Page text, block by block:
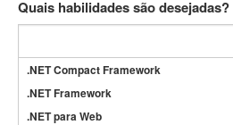
Quais habilidades são desejadas?
.NET Compact Framework
.NET Framework
.NET para Web